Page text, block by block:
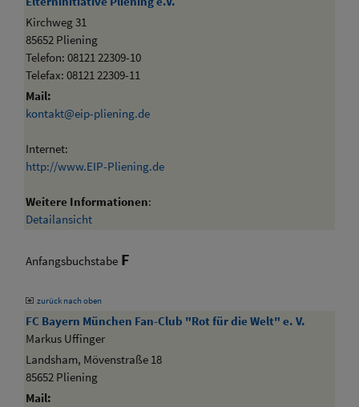
Kirchweg 31
85652 Pliening
Telefon: 08121 22309-10
Telefax: 08121 22309-11
Mail:
kontakt@eip-pliening.de
Internet:
http://www.EIP-Pliening.de
Weitere Informationen:
Detailansicht
Anfangsbuchstabe F
zurück nach oben
FC Bayern München Fan-Club "Rot für die Welt" e. V.
Markus Uffinger
Landsham, Mövenstraße 18
85652 Pliening
Mail: